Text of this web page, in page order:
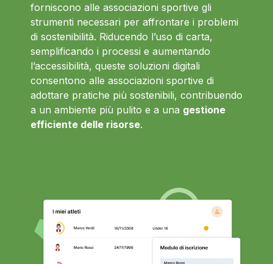
forniscono alle associazioni sportive gli
strumenti necessari per affrontare i problemi
di sostenibilità. Riducendo l’uso di carta,
semplificando i processi e aumentando
l’accessibilità, queste soluzioni digitali
consentono alle associazioni sportive di
adottare pratiche più sostenibili, contribuendo
a un ambiente più pulito e a una gestione
efficiente delle risorse.